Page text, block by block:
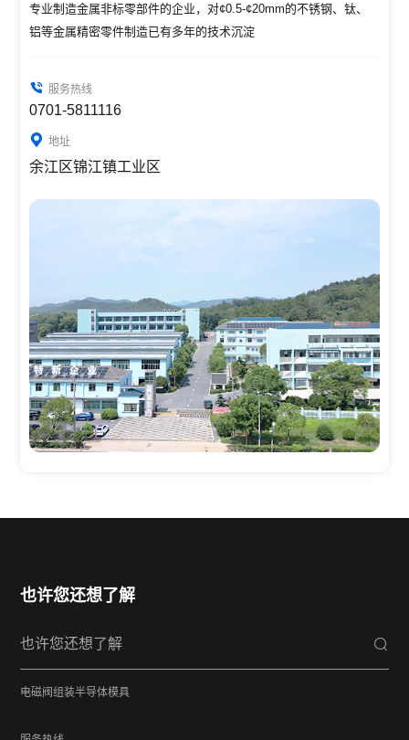
专业制造金属非标零部件的企业，对¢0.5-¢20mm的不锈钢、钛、
铝等金属精密零件制造已有多年的技术沉淀
服务热线
0701-5811116
地址
余江区锦江镇工业区
服务热线
info@rs-kj.net
江西省鹰潭市余江区潢溪循
服务热线
400-990-5328
地址
江西省鹰潭市潢溪镇工业区
0755-28681376
服务热线
也许您还想了解
电磁阀组装半导体模具